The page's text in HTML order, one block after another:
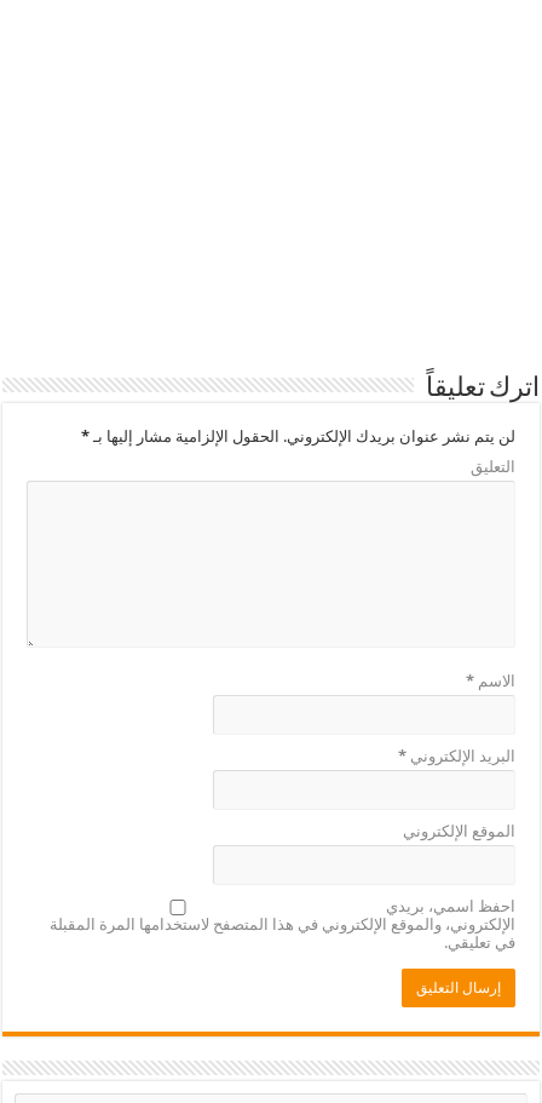
اترك تعليقاً
لن يتم نشر عنوان بريدك الإلكتروني. الحقول الإلزامية مشار إليها بـ*
التعليق
الاسم*
البريد الإلكتروني*
الموقع الإلكتروني
احفظ اسمي، بريدي
الإلكتروني، والموقع الإلكتروني في هذا المتصفح لاستخدامها المرة المقبلة
في تعليقي.